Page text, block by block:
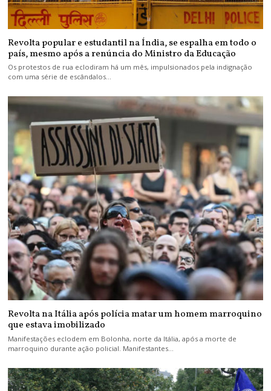
Revolta popular e estudantil na Índia, se espalha em todo o
país, mesmo após a renúncia do Ministro da Educação
Os protestos de rua eclodiram há um mês, impulsionados pela indignação
com uma série de escândalos…
Revolta na Itália após polícia matar um homem marroquino
que estava imobilizado
Manifestações eclodem em Bolonha, norte da Itália, após a morte de
marroquino durante ação policial. Manifestantes…